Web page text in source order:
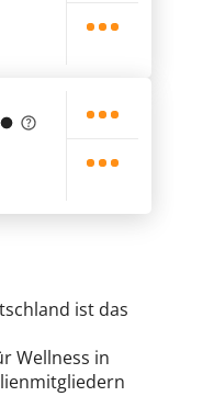
ist das
Wellness in